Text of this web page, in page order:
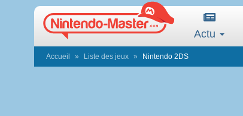
Actu
Accueil Liste des jeux Nintendo 2DS